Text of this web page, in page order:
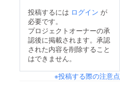
投稿するには ログイン が
必要です。
プロジェクトオーナーの承
認後に掲載されます。承認
された内容を削除すること
はできません。
※投稿する際の注意点